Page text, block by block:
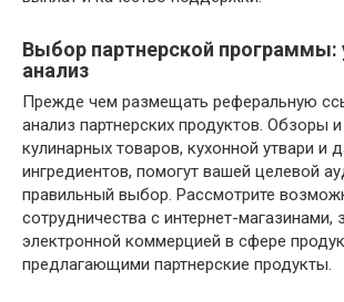
Выбор партнерской программы:
анализ
Прежде чем размещать реферальную
анализ партнерских продуктов. Обзоры и
кулинарных товаров, кухонной утвари и
ингредиентов, помогут вашей целевой
правильный выбор. Рассмотрите
сотрудничества с интернет-
электронной коммерцией в сфере
предлагающими партнерские продукты.